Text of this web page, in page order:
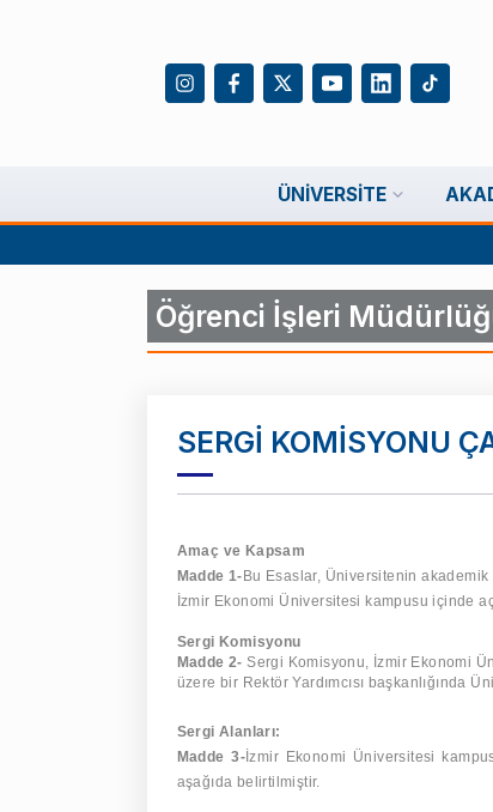
ÜNIVERSITE
Öğrenci İşleri
SERGİ KOMİSYONU
Amaç ve Kapsam
Madde 1-Bu Esaslar, Üniversitenin
İzmir Ekonomi Üniversitesi kampusu içinde
Sergi Komisyonu
Madde 2-Sergi Komisyonu, İzmir Ekonomi
üzere bir Rektör Yardımcısı başkanlığında
Sergi Alanları:
Madde 3-İzmir Ekonomi Üniversitesi
aşağıda belirtilmiştir.